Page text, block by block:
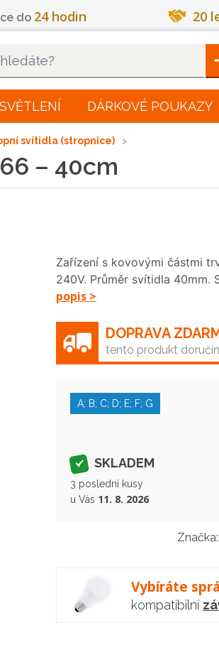
do 24 hodin 20
DÁRKOVÉ POUKAZY
svítidla (stropnice)
– 40cm
Zařízení s kovovými částmi
240V. Průměr svítidla 40mm.
popis >
DOPRAVA
tento produkt
A; B; C; D; E; F; G
SKLADEM
3 poslední kusy
u Vás 11. 8. 2026
Značka:
Vybíráte
kompatibilní